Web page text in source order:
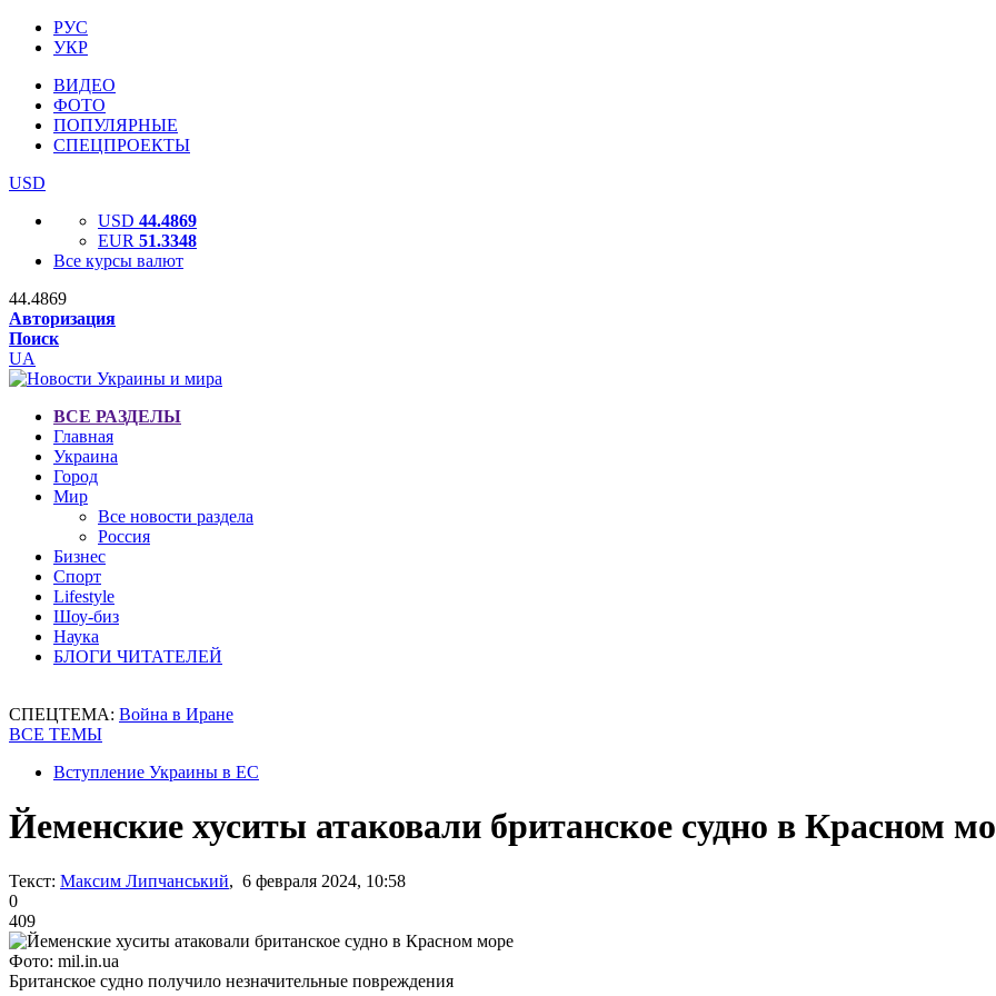
РУС
УКР
ВИДЕО
ФОТО
ПОПУЛЯРНЫЕ
СПЕЦПРОЕКТЫ
USD
USD 44.4869
EUR 51.3348
Все курсы валют
44.4869
Авторизация
Поиск
UA
ВСЕ РАЗДЕЛЫ
Главная
Украина
Город
Мир
Все новости раздела
Россия
Бизнес
Спорт
Lifestyle
Шоу-биз
Наука
БЛОГИ ЧИТАТЕЛЕЙ
СПЕЦТЕМА: Война в Иране
ВСЕ ТЕМЫ
Вступление Украины в ЕС
Йеменские хуситы атаковали британское судно в Красном
Текст: Максим Липчанський, 6 февраля 2024, 10:58
0
409
Фото: mil.in.ua
Британское судно получило незначительные повреждения